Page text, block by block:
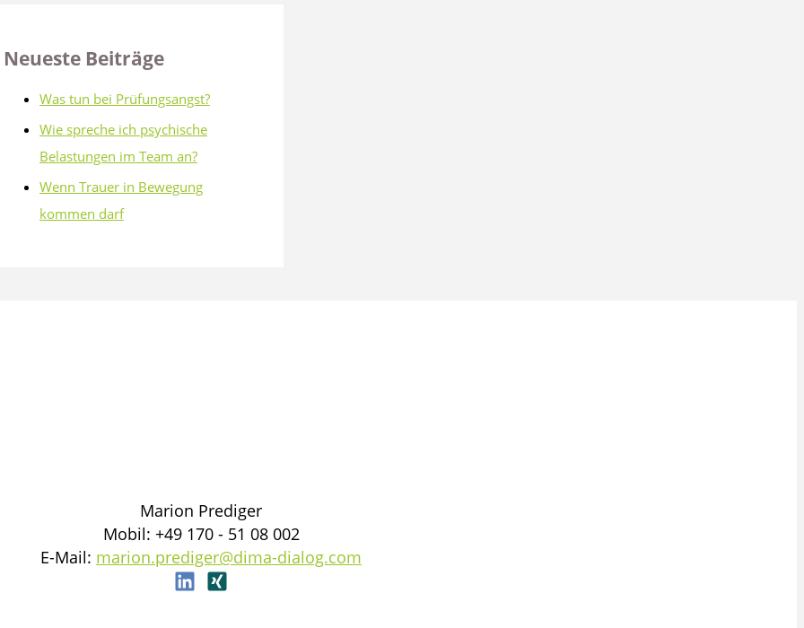
Neueste Beiträge
Was tun bei Prüfungsangst?
Wie spreche ich psychische
Belastungen im Team an?
Wenn Trauer in Bewegung
kommen darf
Marion Prediger
Mobil: +49 170 - 51 08 002
E-Mail: marion.prediger@dima-dialog.com